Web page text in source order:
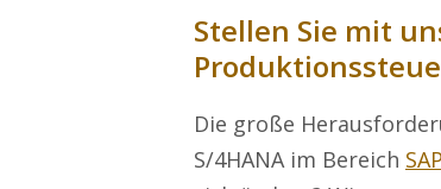
Stellen Sie mit
Die große
S/4HANA im Bereich